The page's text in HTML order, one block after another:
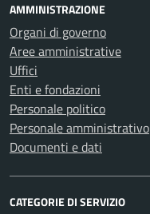
AMMINISTRAZIONE
Organi di governo
Aree amministrative
Uffici
Enti e fondazioni
Personale politico
Personale amministrativo
Documenti e dati
CATEGORIE DI SERVIZIO